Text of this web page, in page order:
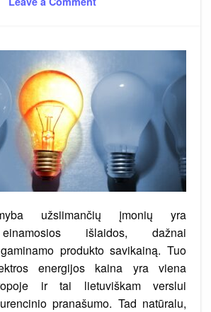
Elektros
galimybės
užsiimančių įmonių yra
išlaidos, dažnai
produkto savikainą. Tuo
energijos kaina yra viena
ir tai lietuviškam verslui
pranašumo. Tad natūralu,